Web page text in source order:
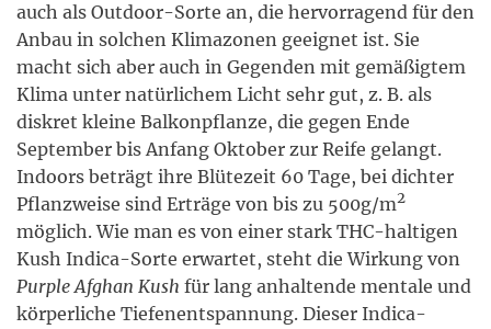
auch als Outdoor-Sorte an, die hervorragend für den
Anbau in solchen Klimazonen geeignet ist. Sie
macht sich aber auch in Gegenden mit gemäßigtem
Klima unter natürlichem Licht sehr gut, z. B. als
diskret kleine Balkonpflanze, die gegen Ende
September bis Anfang Oktober zur Reife gelangt.
Indoors beträgt ihre Blütezeit 60 Tage, bei dichter
Pflanzweise sind Erträge von bis zu 500g/m2
möglich. Wie man es von einer stark THC-haltigen
Kush Indica-Sorte erwartet, steht die Wirkung von
Purple Afghan Kush für lang anhaltende mentale und
körperliche Tiefenentspannung. Dieser Indica-